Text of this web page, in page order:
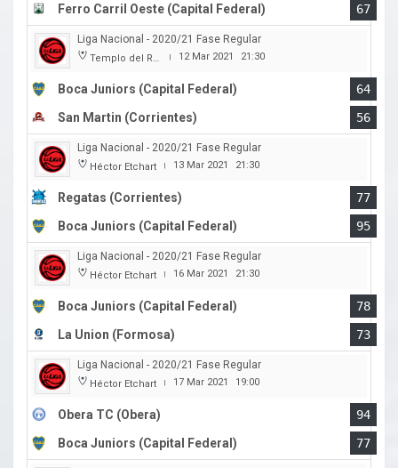
Ferro Carril Oeste (Capital Federal)
67
Liga Nacional - 2020/21 Fase Regular
Templo del Rock | 12 Mar 2021 21:30
Boca Juniors (Capital Federal)
64
San Martin (Corrientes)
56
Liga Nacional - 2020/21 Fase Regular
Héctor Etchart | 13 Mar 2021 21:30
Regatas (Corrientes)
77
Boca Juniors (Capital Federal)
95
Liga Nacional - 2020/21 Fase Regular
Héctor Etchart | 16 Mar 2021 21:30
Boca Juniors (Capital Federal)
78
La Union (Formosa)
73
Liga Nacional - 2020/21 Fase Regular
Héctor Etchart | 17 Mar 2021 19:00
Obera TC (Obera)
94
Boca Juniors (Capital Federal)
77